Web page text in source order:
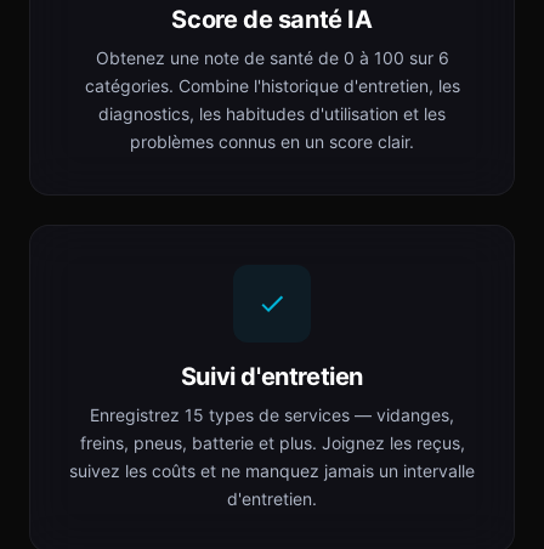
Score de santé IA
Obtenez une note de santé de 0 à 100 sur 6
catégories. Combine l'historique d'entretien, les
diagnostics, les habitudes d'utilisation et les
problèmes connus en un score clair.
Suivi d'entretien
Enregistrez 15 types de services — vidanges,
freins, pneus, batterie et plus. Joignez les reçus,
suivez les coûts et ne manquez jamais un intervalle
d'entretien.